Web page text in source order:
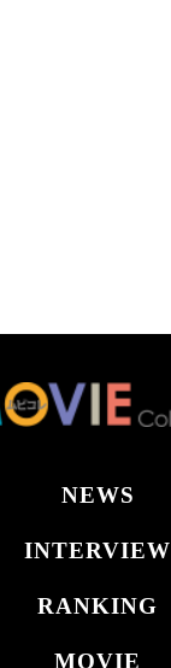
NEWS
INTERVIEW
RANKING
MOVIE